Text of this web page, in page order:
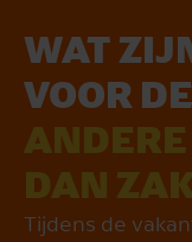
WAT
VOOR
DAN
Tijdens de